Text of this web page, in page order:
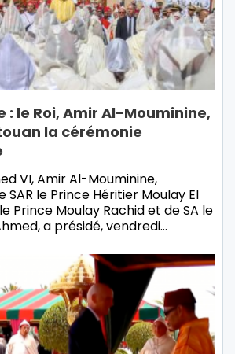
: le Roi, Amir Al-Mouminine,
la cérémonie
VI, Amir Al-Mouminine,
le Prince Héritier Moulay El
Prince Moulay Rachid et de SA le
a présidé, vendredi…